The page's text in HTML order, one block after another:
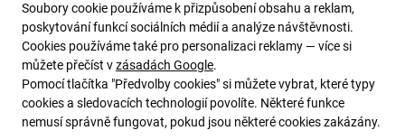
NA OBJEDNÁVKU
Soubory cookie používáme k přizpůsobení obsahu a reklam,
poskytování funkcí sociálních médií a analýze návštěvnosti.
Cookies používáme také pro personalizaci reklamy — více si
můžete přečíst vzásadách Google.
Pomocí tlačítka "Předvolby cookies" si můžete vybrat, které typy
cookies a sledovacích technologií povolíte. Některé funkce
nemusí správně fungovat, pokud jsou některé cookies zakázány.